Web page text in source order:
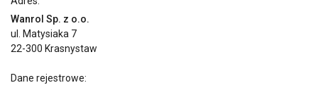
Wanrol Sp. z o.o.
ul. Matysiaka 7
22-300 Krasnystaw
Dane rejestrowe: